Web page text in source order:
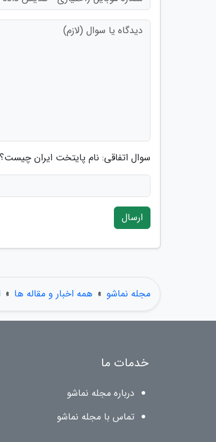
سوال اتفاقی: نام پایتخت ایران چیست؟
ارسال
مجله نماشو » همه اخبار و مقاله ها »
خدمات ما
درباره مجله نماشو
تماس با مجله نماشو